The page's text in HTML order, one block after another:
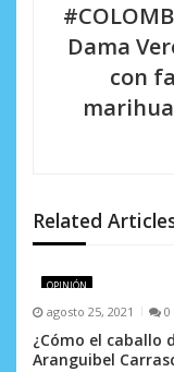
e
e
n
t
Dama
con
Related
OPINIÓN
agosto 25, 2021 0
¿Cómo el caballo
Aranguibel